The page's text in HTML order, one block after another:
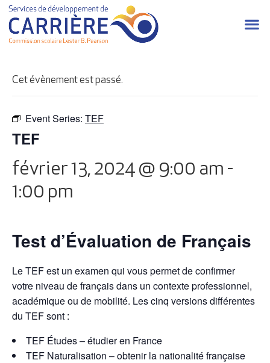
Cet évènement est passé.
Event Series: TEF
TEF
février 13, 2024 @ 9:00 am -
1:00 pm
Test d’Évaluation de Français
Le TEF est un examen qui vous permet de confirmer
votre niveau de français dans un contexte professionnel,
académique ou de mobilité. Les cinq versions différentes
du TEF sont :
TEF Études – étudier en France
TEF Naturalisation – obtenir la nationalité française